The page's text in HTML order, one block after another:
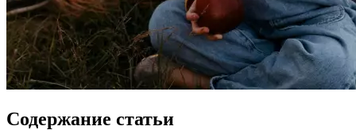
Содержание статьи